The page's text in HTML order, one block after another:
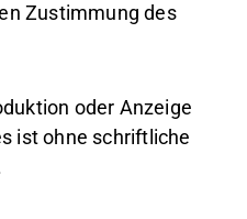
Zustimmung des
oder Anzeige
ist ohne schriftliche